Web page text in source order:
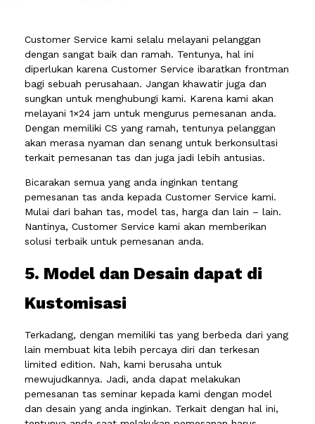
Customer Service kami selalu melayani pelanggan
dengan sangat baik dan ramah. Tentunya, hal ini
diperlukan karena Customer Service ibaratkan frontman
bagi sebuah perusahaan. Jangan khawatir juga dan
sungkan untuk menghubungi kami. Karena kami akan
melayani 1×24 jam untuk mengurus pemesanan anda.
Dengan memiliki CS yang ramah, tentunya pelanggan
akan merasa nyaman dan senang untuk berkonsultasi
terkait pemesanan tas dan juga jadi lebih antusias.
Bicarakan semua yang anda inginkan tentang
pemesanan tas anda kepada Customer Service kami.
Mulai dari bahan tas, model tas, harga dan lain – lain.
Nantinya, Customer Service kami akan memberikan
solusi terbaik untuk pemesanan anda.
5. Model dan Desain dapat di
Kustomisasi
Terkadang, dengan memiliki tas yang berbeda dari yang
lain membuat kita lebih percaya diri dan terkesan
limited edition. Nah, kami berusaha untuk
mewujudkannya. Jadi, anda dapat melakukan
pemesanan tas seminar kepada kami dengan model
dan desain yang anda inginkan. Terkait dengan hal ini,